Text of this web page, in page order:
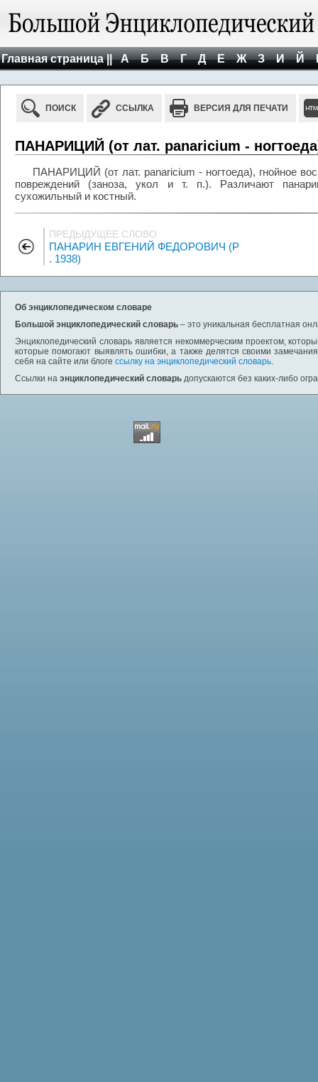
Главная страница || А Б В Г Д Е Ж З И Й
ПОИСК ССЫЛКА ВЕРСИЯ ДЛЯ ПЕЧАТИ
ПАНАРИЦИЙ (от лат. panaricium -
ПАНАРИЦИЙ (от лат. panaricium - ногтоеда), гнойное
повреждений (заноза, укол и т. п.). Различают
сухожильный и костный.
ПРЕДЫДУЩЕЕ СЛОВО
ПАНАРИН ЕВГЕНИЙ ФЕДОРОВИЧ (Р
. 1938)
Об энциклопедическом словаре
Большой энциклопедический словарь – это уникальная бесплатная
Энциклопедический словарь является некоммерческим проектом,
которые помогают выявлять ошибки, а также делятся своими
себя на сайте или блоге ссылку на энциклопедический словарь.
Ссылки на энциклопедический словарь допускаются без каких-либо